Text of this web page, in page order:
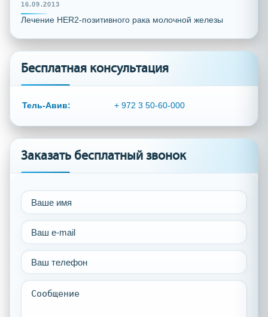
16.09.2013
Лечение HER2-позитивного рака молочной железы
Бесплатная консультация
Тель-Авив: + 972 3 50-60-000
Заказать бесплатный звонок